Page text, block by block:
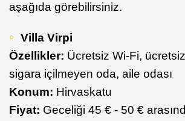
aşağıda görebilirsiniz.
Villa Virpi
Özellikler: Ücretsiz Wi-Fi,
sigara içilmeyen oda, aile odası
Konum: Hirvaskatu
Fiyat: Geceliği 45 € - 50 €